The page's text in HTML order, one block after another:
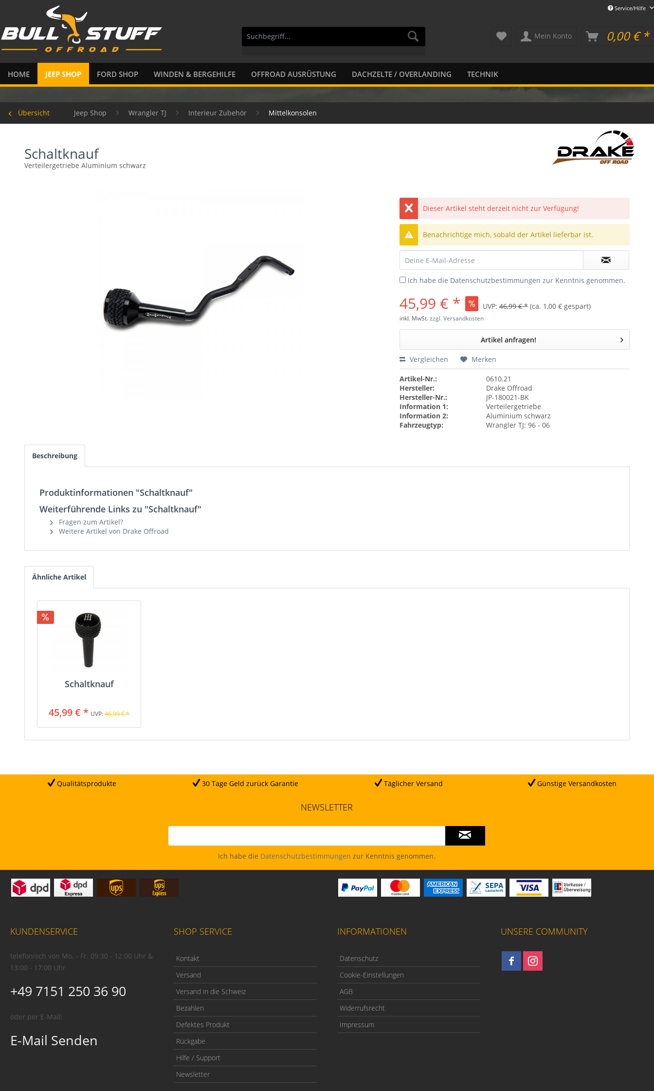
Service/Hilfe
Mein Konto 0,00 € *
HOME JEEP SHOP FORD SHOP WINDEN & BERGEHILFE OFFROAD AUSRÜSTUNG DACHZELTE / OVERLANDING TECHNIK
Übersicht Jeep Shop Wrangler TJ Interieur Zubehör Mittelkonsolen
Schaltknauf
Verteilergetriebe Aluminium schwarz
Dieser Artikel steht derzeit nicht zur Verfügung!
Benachrichtige mich, sobald der Artikel lieferbar ist.
Ich habe die Datenschutzbestimmungen zur Kenntnis genommen.
45,99 € * UVP:46,99 € *(ca. 1,00 € gespart)
inkl. MwSt.zzgl. Versandkosten
Artikel anfragen!
Vergleichen Merken
Artikel-Nr.:
0610.21
Hersteller:
Drake Offroad
Hersteller-Nr.:
JP-180021-BK
Information 1:
Verteilergetriebe
Information 2:
Aluminium schwarz
Fahrzeugtyp:
Wrangler TJ: 96 - 06
Beschreibung
Produktinformationen "Schaltknauf"
Weiterführende Links zu "Schaltknauf"
Fragen zum Artikel?
Weitere Artikel von Drake Offroad
Ähnliche Artikel
Schaltknauf
45,99 € * UVP:46,99 € *
Qualitätsprodukte 30 Tage Geld zurück Garantie Täglicher Versand Günstige Versandkosten
NEWSLETTER
Ich habe die Datenschutzbestimmungen zur Kenntnis genommen.
KUNDENSERVICE
telefonisch von Mo. - Fr. 09:30 - 12:00 Uhr &
13:00 - 17:00 Uhr
+49 7151 250 36 90
oder per E-Mail:
E-Mail Senden
SHOP SERVICE
Kontakt
Versand
Versand in die Schweiz
Bezahlen
Defektes Produkt
Rückgabe
Hilfe / Support
Newsletter
INFORMATIONEN
Datenschutz
Cookie-Einstellungen
AGB
Widerrufsrecht
Impressum
UNSERE COMMUNITY